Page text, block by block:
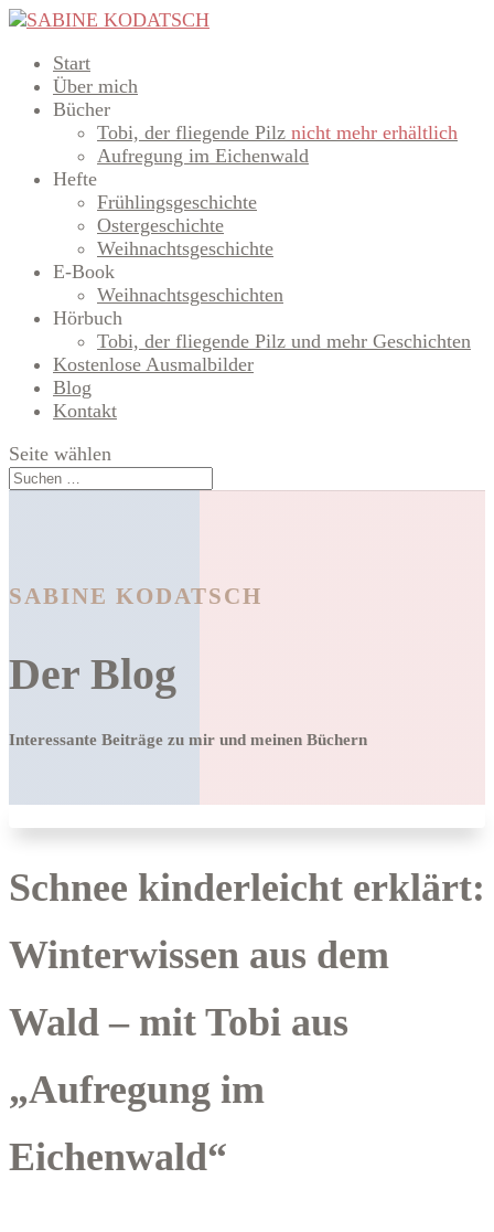
Start
Über mich
Bücher
Tobi, der fliegende Pilz nicht mehr erhältlich
Aufregung im Eichenwald
Hefte
Frühlingsgeschichte
Ostergeschichte
Weihnachtsgeschichte
E-Book
Weihnachtsgeschichten
Hörbuch
Tobi, der fliegende Pilz und mehr Geschichten
Kostenlose Ausmalbilder
Blog
Kontakt
Seite wählen
SABINE KODATSCH
Der Blog
Interessante Beiträge zu mir und meinen Büchern
Schnee kinderleicht erklärt:
Winterwissen aus dem
Wald – mit Tobi aus
„Aufregung im
Eichenwald“